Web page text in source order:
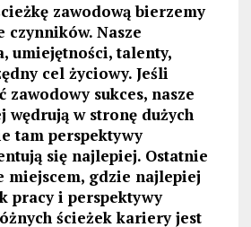
zawodową bierzemy
czynników. Nasze
umiejętności, talenty,
cel życiowy. Jeśli
zawodowy sukces, nasze
wędrują w stronę dużych
tam perspektywy
się najlepiej. Ostatnie
miejscem, gdzie najlepiej
pracy i perspektywy
ścieżek kariery jest